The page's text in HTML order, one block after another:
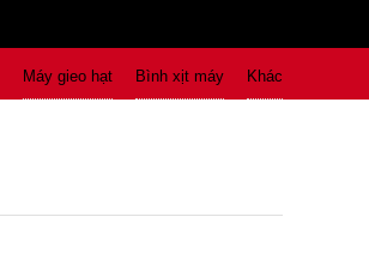
Máy gieo hạt Bình xịt máy Khác